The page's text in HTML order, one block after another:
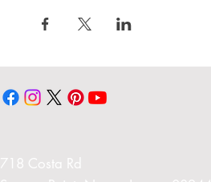
718 Costa Rd